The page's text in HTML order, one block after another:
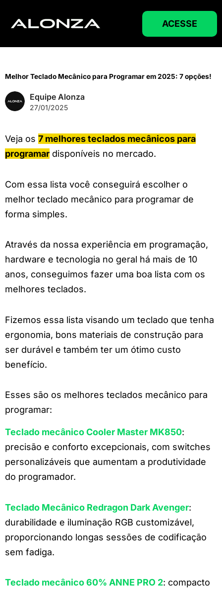
ACESSE
Melhor Teclado Mecânico para Programar em 2025: 7 opções!
Equipe Alonza
27/01/2025
Veja os 7 melhores teclados mecânicos para
programar disponíveis no mercado.
Com essa lista você conseguirá escolher o
melhor teclado mecânico para programar de
forma simples.
Através da nossa experiência em programação,
hardware e tecnologia no geral há mais de 10
anos, conseguimos fazer uma boa lista com os
melhores teclados.
Fizemos essa lista visando um teclado que tenha
ergonomia, bons materiais de construção para
ser durável e também ter um ótimo custo
benefício.
Esses são os melhores teclados mecânico para
programar:
Teclado mecânico Cooler Master MK850:
precisão e conforto excepcionais, com switches
personalizáveis que aumentam a produtividade
do programador.
Teclado Mecânico Redragon Dark Avenger:
durabilidade e iluminação RGB customizável,
proporcionando longas sessões de codificação
sem fadiga.
Teclado mecânico 60% ANNE PRO 2: compacto